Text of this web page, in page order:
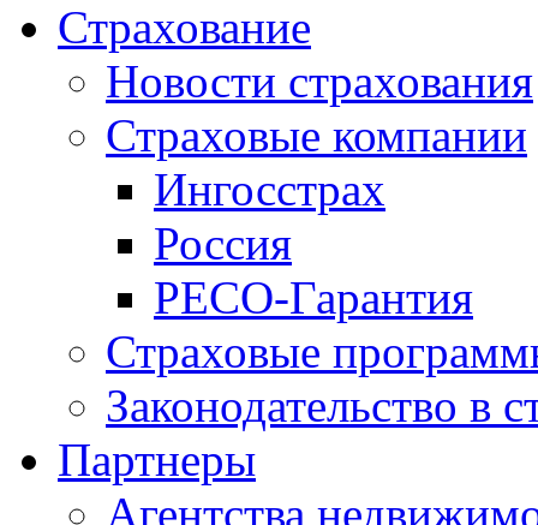
Страхование
Новости страхования
Страховые компании
Ингосстрах
Россия
РЕСО-Гарантия
Страховые
Законодательство в
Партнеры
Агентства